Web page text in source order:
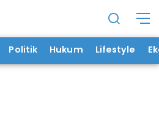
Politik Hukum Lifestyle